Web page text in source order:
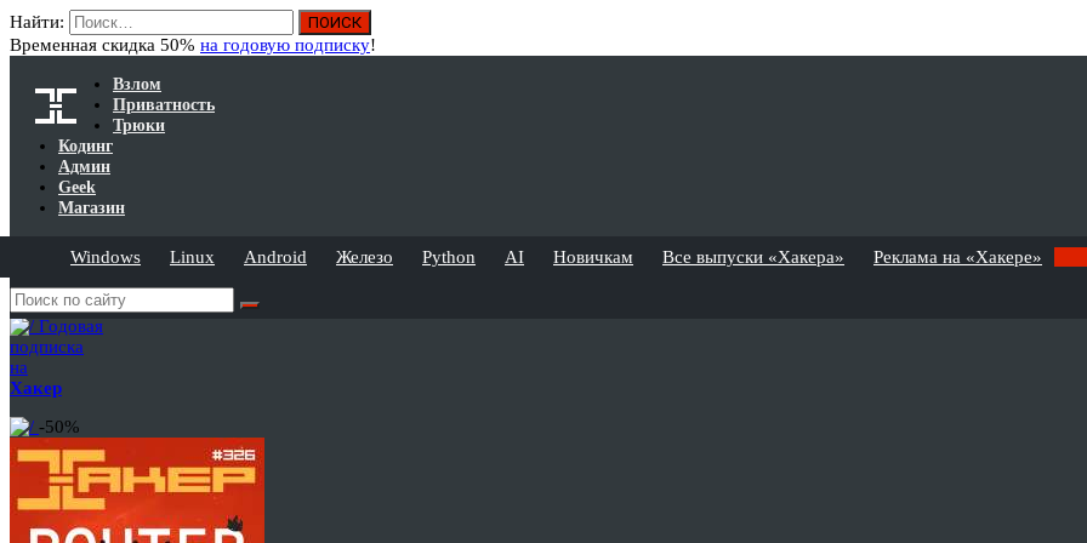
Найти:
Временная скидка 50% на годовую подписку!
Взлом
Приватность
Трюки
Кодинг
Админ
Geek
Магазин
Windows Linux Android Железо Python AI Новичкам Все выпуски «Хакера» Реклама на «Хакере»
Годовая
подписка
на
Хакер
-50%